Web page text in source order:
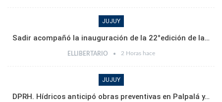
JUJUY
Sadir acompañó la inauguración de la 22°edición de la…
ELLIBERTARIO 2 Horas hace
JUJUY
DPRH. Hídricos anticipó obras preventivas en Palpalá y…